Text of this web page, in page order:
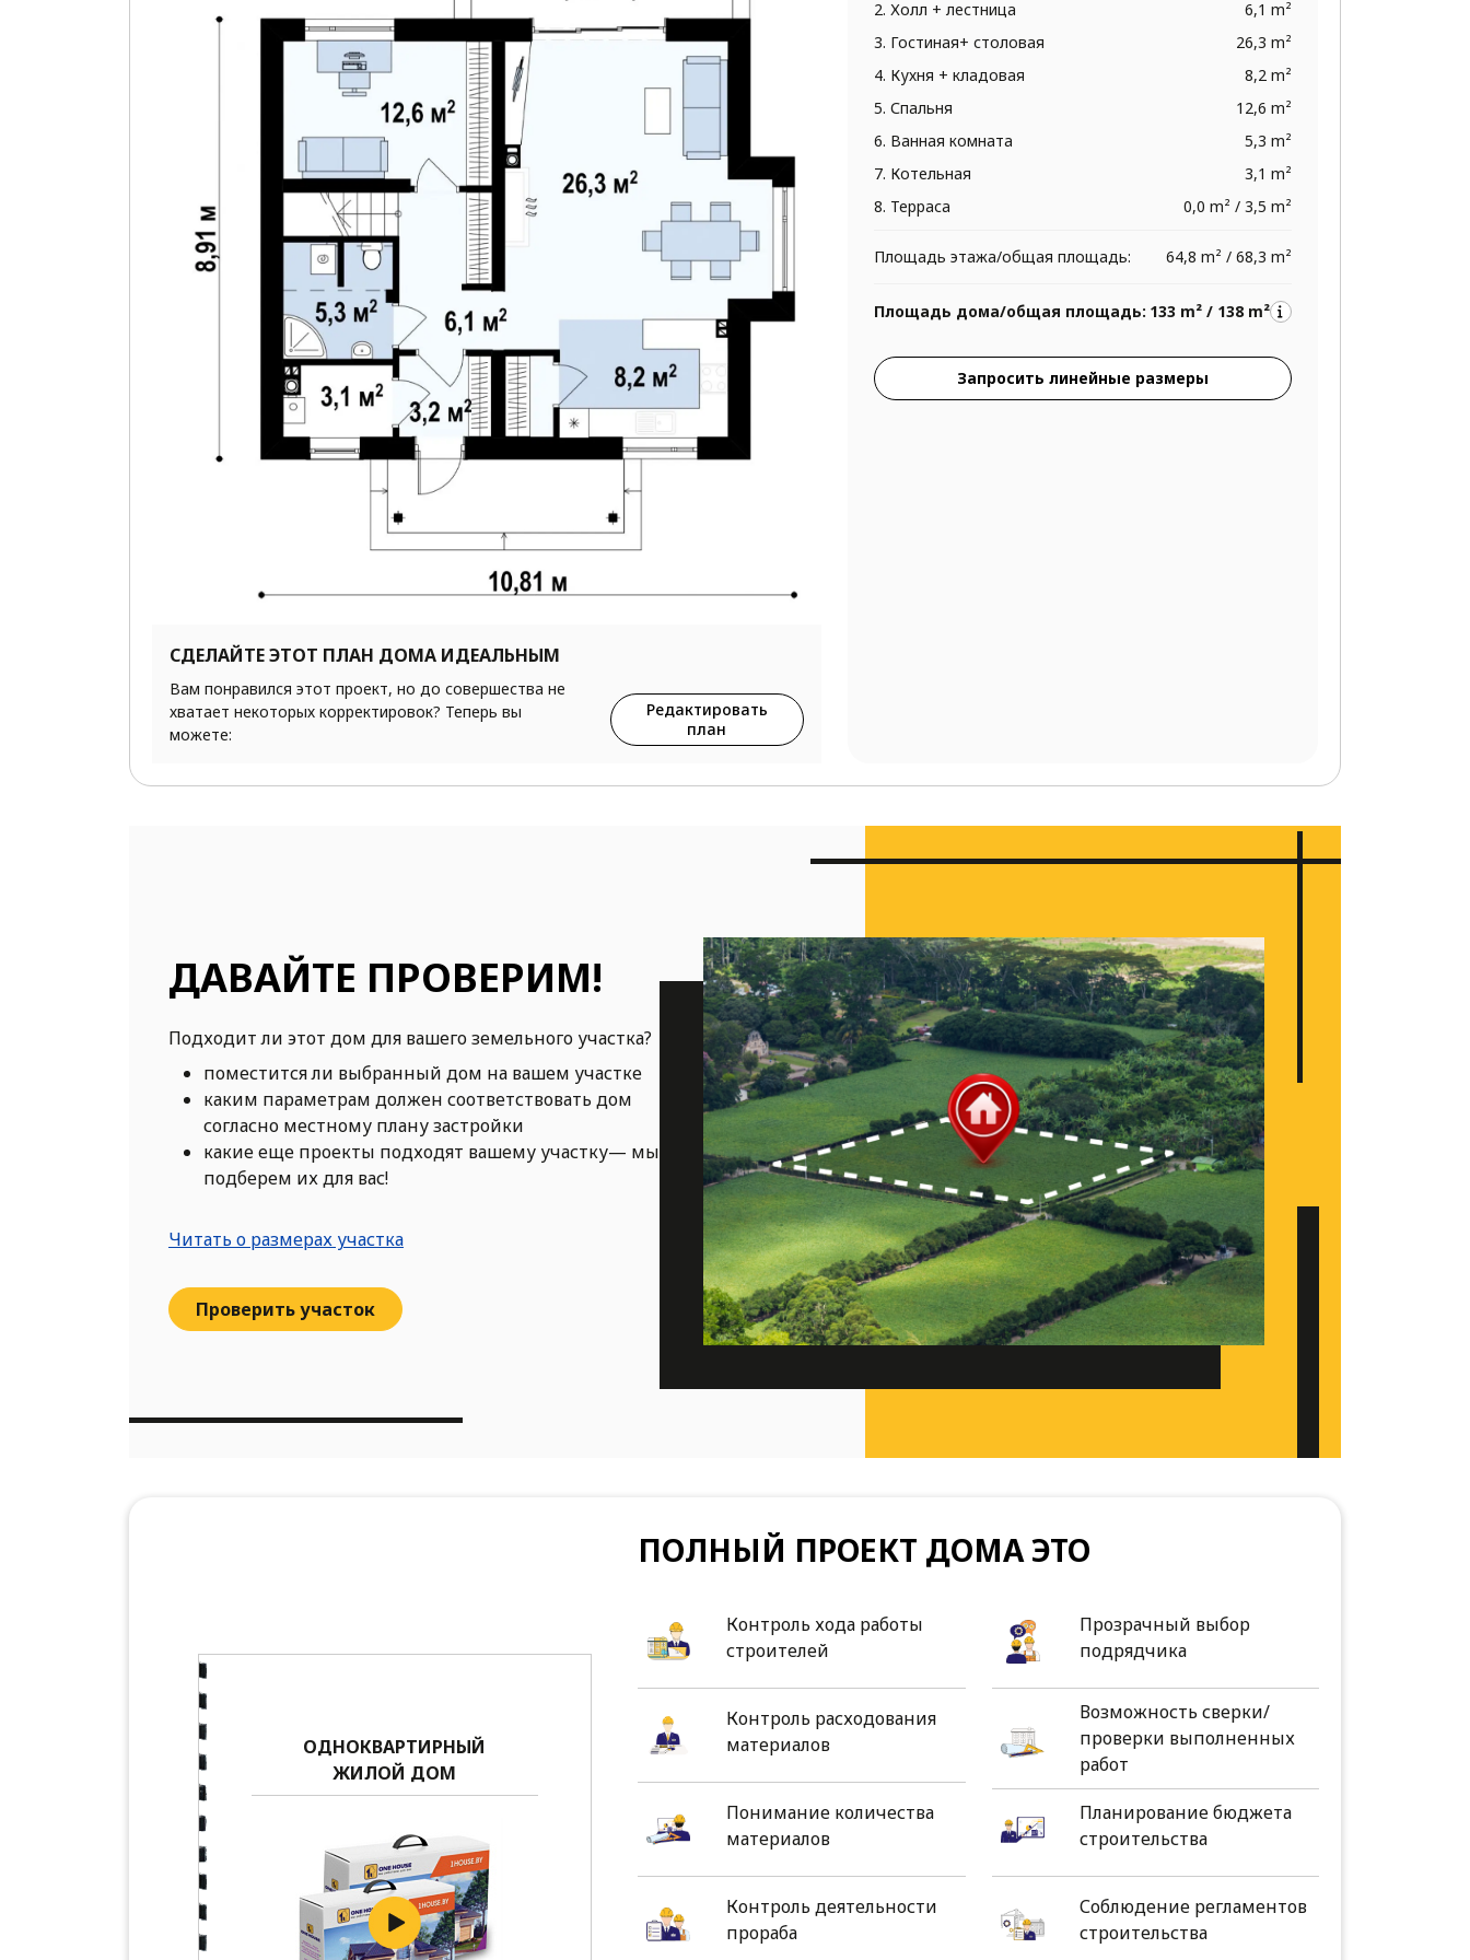
СДЕЛАЙТЕ ЭТОТ ПЛАН ДОМА ИДЕАЛЬНЫМ
Вам понравился этот проект, но до совершества не
хватает некоторых корректировок? Теперь вы
можете:
Редактировать
план
2. Холл + лестница
6,1 m²
3. Гостиная+ столовая
26,3 m²
4. Кухня + кладовая
8,2 m²
5. Спальня
12,6 m²
6. Ванная комната
5,3 m²
7. Котельная
3,1 m²
8. Терраса
0,0 m² / 3,5 m²
Площадь этажа/общая площадь: 64,8 m² / 68,3 m²
Площадь дома/общая площадь: 133 m² / 138 m²
Запросить линейные размеры
ДАВАЙТЕ ПРОВЕРИМ!
Подходит ли этот дом для вашего земельного участка?
поместится ли выбранный дом на вашем участке
каким параметрам должен соответствовать дом
согласно местному плану застройки
какие еще проекты подходят вашему участку— мы
подберем их для вас!
Читать о размерах участка
Проверить участок
ОДНОКВАРТИРНЫЙ
ЖИЛОЙ ДОМ
ПОЛНЫЙ ПРОЕКТ ДОМА ЭТО
Контроль хода работы
строителей
Прозрачный выбор
подрядчика
Контроль расходования
материалов
Возможность сверки/
проверки выполненных
работ
Понимание количества
материалов
Планирование бюджета
строительства
Контроль деятельности
прораба
Соблюдение регламентов
строительства